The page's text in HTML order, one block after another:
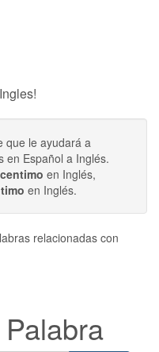
que le ayudará a
en Español a Inglés.
centimo en Inglés,
en Inglés.
relacionadas con